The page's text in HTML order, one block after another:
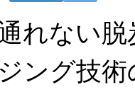
れない
ング技術